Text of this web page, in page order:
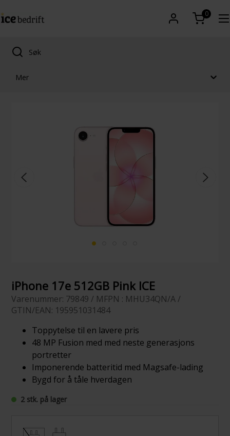
0
Mer
iPhone 17e 512GB Pink ICE
Varenummer: 79849 / MFPN : MHU34QN/A /
GTIN/EAN: 195951031484
Toppytelse til en lavere pris
48 MP Fusion med med neste generasjons
portretter
Imponerende batteritid med Magsafe-lading
Bygd for å tåle hverdagen
2 stk. på lager